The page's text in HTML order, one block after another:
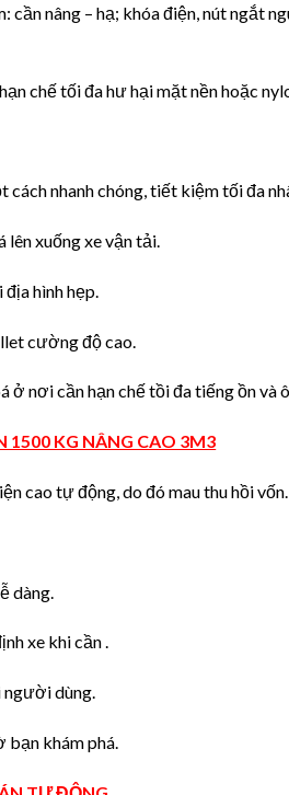
cần nâng – hạ; khóa điện, nút ngắt
chế tối đa hư hại mặt nền hoặc
cách nhanh chóng, tiết kiệm tối đa
lên xuống xe vận tải.
địa hình hẹp.
cường độ cao.
ở nơi cần hạn chế tồi đa tiếng ồn và
1500 KG NÂNG CAO 3M3
cao tự động, do đó mau thu hồi vốn.
dàng.
xe khi cần .
người dùng.
bạn khám phá.